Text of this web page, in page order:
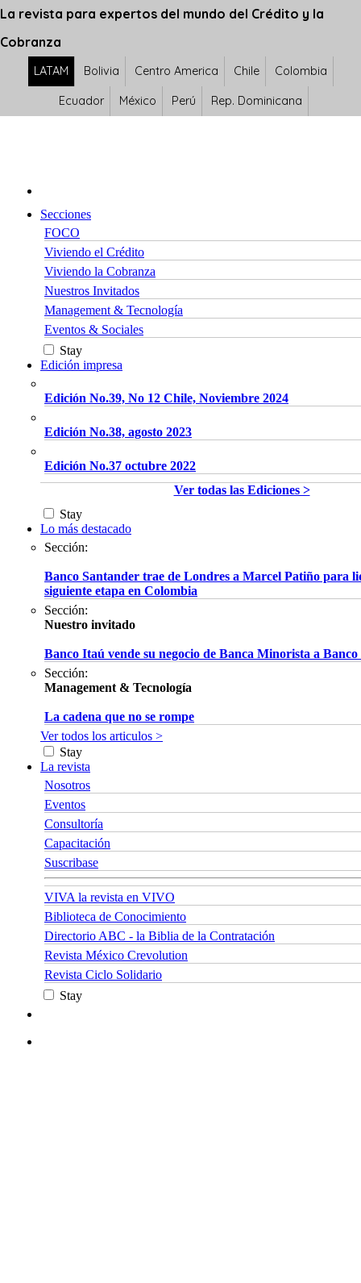
La revista para expertos del mundo del Crédito y la
Cobranza
LATAM Bolivia Centro America Chile Colombia
Ecuador México Perú Rep. Dominicana
Secciones
FOCO
Viviendo el Crédito
Viviendo la Cobranza
Nuestros Invitados
Management & Tecnología
Eventos & Sociales
Stay
Edición impresa
Edición No.39, No 12 Chile, Noviembre 2024
Edición No.38, agosto 2023
Edición No.37 octubre 2022
Ver todas las Ediciones >
Stay
Lo más destacado
Sección:
Banco Santander trae de Londres a Marcel Patiño para
siguiente etapa en Colombia
Sección:
Nuestro invitado
Banco Itaú vende su negocio de Banca Minorista a Banco
Sección:
Management & Tecnología
La cadena que no se rompe
Ver todos los articulos >
Stay
La revista
Nosotros
Eventos
Consultoría
Capacitación
Suscribase
VIVA la revista en VIVO
Biblioteca de Conocimiento
Directorio ABC - la Biblia de la Contratación
Revista México Crevolution
Revista Ciclo Solidario
Stay